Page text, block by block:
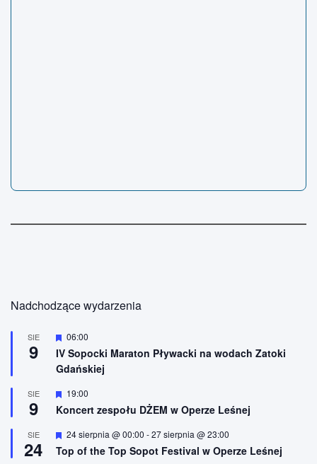
Nadchodzące wydarzenia
SIE
9
W
y
r
ó
n
o
e
06:00
IV Sopocki Maraton Pływacki na wodach Zatoki
Gdańskiej
SIE
9
W
r
ż
n
19:00
Koncert zespołu DŻEM w Operze Leśnej
SIE
24
W
r
24 sierpnia @ 00:00 -27 sierpnia @ 23:00
Top of the Top Sopot Festival w Operze Leśnej